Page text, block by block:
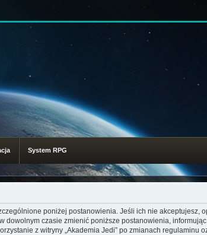
System RPG
poniżej postanowienia. Jeśli ich nie akceptujesz,
dowolnym czasie zmienić poniższe postanowienia,
z witryny „Akademia Jedi” po zmianach regulaminu